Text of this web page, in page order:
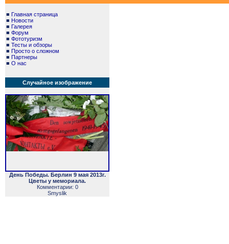
■ Главная страница
■ Новости
■ Галерея
■ Форум
■ Фототуризм
■ Тесты и обзоры
■ Просто о сложном
■ Партнеры
■ О нас
Случайное изображение
День Победы. Берлин 9 мая 2013г.
Цветы у мемориала.
Комментарии: 0
Smyslik